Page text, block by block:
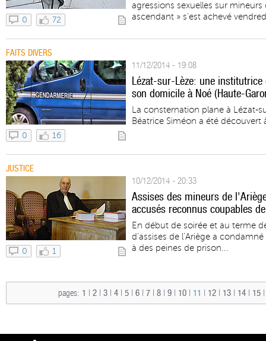
0 72
agressions sexuelles sur
ascendant » s’est achevé
FAITS DIVERS
0 16
11/12/2014 - 19:08
Lézat-sur-Lèze: une
son domicile à Noé (Haute-
La consternation plane à Lézat-
Béatrice Siméon a été
JUSTICE
0 1
10/12/2014 - 20:33
Assises des mineurs de
accusés reconnus coupables
En début de soirée et au terme
d’assises de l’Ariège a
à des peines de prison...
pages: 1 2 3 4 5 6 7 8 9 10 11 12 13 14 15